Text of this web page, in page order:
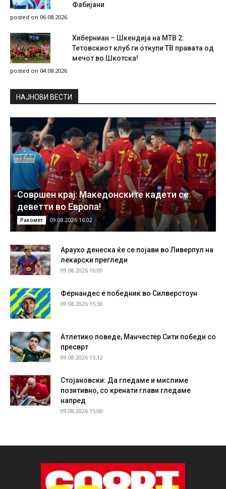
Фабијани
posted on 06.08.2026
Хиберниан – Шкендија на МТВ 2:
Тетовскиот клуб ги откупи ТВ правата од
мечот во Шкотска!
posted on 04.08.2026
НAЈНОВИ ВЕСТИ
Совршен крај: Македонските кадети се
деветти во Европа!
Ракомет 09.08.2026 16:02
Араухо денеска ќе се појави во Ливерпул на
лекарски прегледи
09.08.2026 16:00
Фернандес е победник во Силверстоун
09.08.2026 15:30
Атлетико поведе, Манчестер Сити победи со
пресврт
09.08.2026 15:12
Стојановски: Да гледаме и мислиме
позитивно, со кренати глави гледаме
напред
09.08.2026 15:00